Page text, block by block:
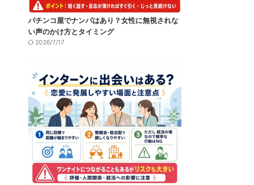
パチンコ屋でナンパはあり？女性に無視されな
い声のかけ方とタイミング
2026/7/17